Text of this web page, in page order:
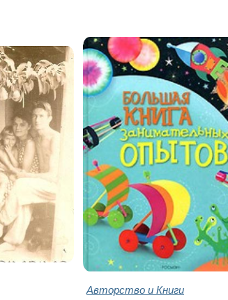
Авторство и Книги